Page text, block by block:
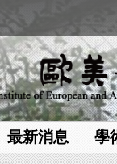
最新消息 學